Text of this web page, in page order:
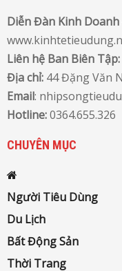
Diễn Đàn Kinh
Liên hệ Ban Biên Tập:
Địa chỉ: 44 Đặng Văn
Email:
Hotline:0364.655.326
CHUYÊN MỤC
Người Tiêu Dùng
Du Lịch
Bất Động Sản
Thời Trang